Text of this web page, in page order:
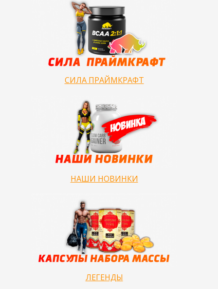
СИЛА ПРАЙМКРАФТ
НАШИ НОВИНКИ
ЛЕГЕНДЫ